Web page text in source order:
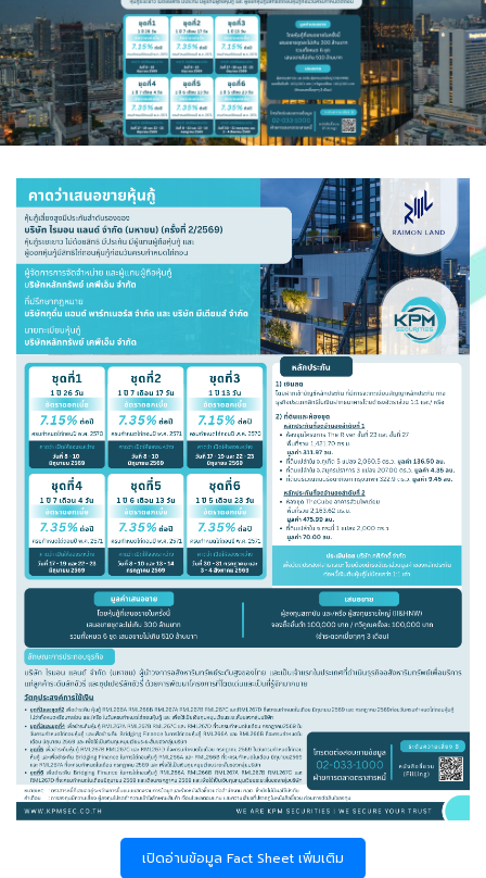
เปิดอ่านข้อมูล Fact Sheet เพิ่มเติม